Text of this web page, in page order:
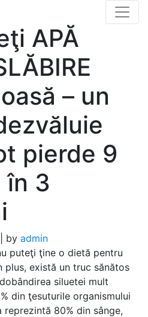
APĂ
– un
pierde 9
în 3
by admin
puteţi ţine o dietă pentru
plus, există un truc sănătos
siluetei mult
din ţesuturile organismului
reprezintă 80% din sânge,